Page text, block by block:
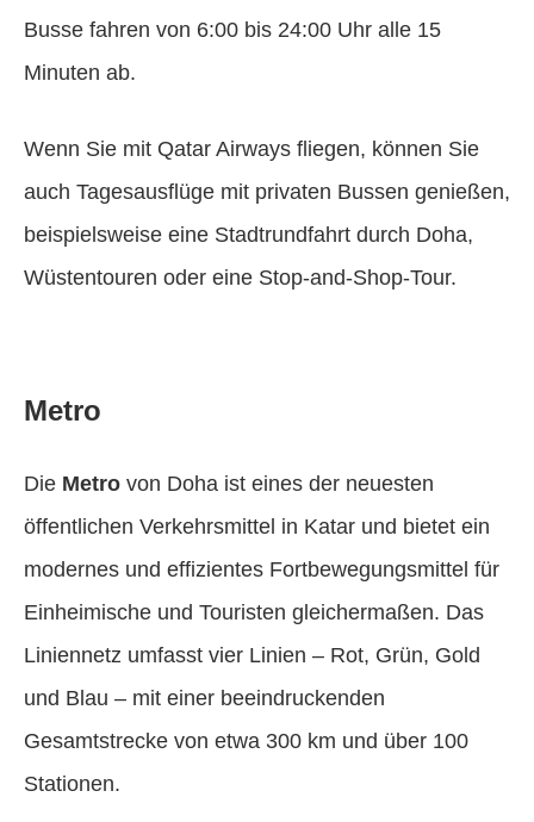
Busse fahren von 6:00 bis 24:00 Uhr alle 15
Minuten ab.
Wenn Sie mit Qatar Airways fliegen, können Sie
auch Tagesausflüge mit privaten Bussen genießen,
beispielsweise eine Stadtrundfahrt durch Doha,
Wüstentouren oder eine Stop-and-Shop-Tour.
Metro
Die Metro von Doha ist eines der neuesten
öffentlichen Verkehrsmittel in Katar und bietet ein
modernes und effizientes Fortbewegungsmittel für
Einheimische und Touristen gleichermaßen. Das
Liniennetz umfasst vier Linien – Rot, Grün, Gold
und Blau – mit einer beeindruckenden
Gesamtstrecke von etwa 300 km und über 100
Stationen.